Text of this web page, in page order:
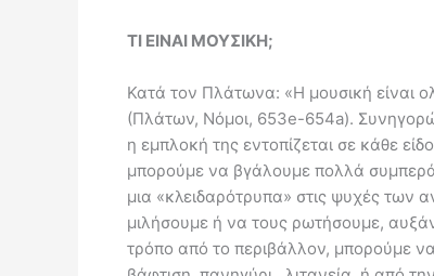
ΤΙ ΕΙΝΑΙ ΜΟΥΣΙΚΗ;
Κατά τον Πλάτωνα: «Η μουσική είναι
(Πλάτων, Νόμοι, 653e-654a).
η εμπλοκή της εντοπίζεται σε κάθε
μπορούμε να βγάλουμε πολλά
μια «κλειδαρότρυπα» στις ψυχές των
μιλήσουμε ή να τους ρωτήσουμε,
τρόπο από το περιβάλλον, μπορούμε